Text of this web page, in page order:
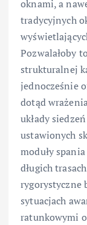
oknami, a
tradycyjnych
Pozwalałoby
strukturalnej
jednocześnie
dotąd
układy
ustawionych
moduły
długich
rygorystyczne
sytuacjach
ratunkowymi